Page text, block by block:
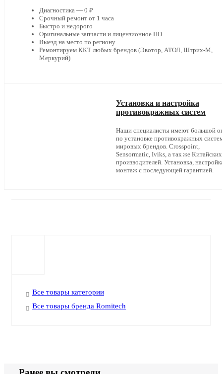
Диагностика — 0 ₽
Срочный ремонт от 1 часа
Быстро и недорого
Оригинальные запчасти и лицензионное ПО
Выезд на место по региону
Ремонтируем ККТ любых брендов (Эвотор, АТОЛ, Штрих-М,
Меркурий)
Установка и настройка
противокражных систем
Наши специалисты имеют большой
по установке противокражных
мировых брендов. Crosspoint,
Sensormatic, Iviks, а так же Китайских
производителей. Установка,
монтаж с последующей гарантией.
Все товары категории
Все товары бренда Romitech